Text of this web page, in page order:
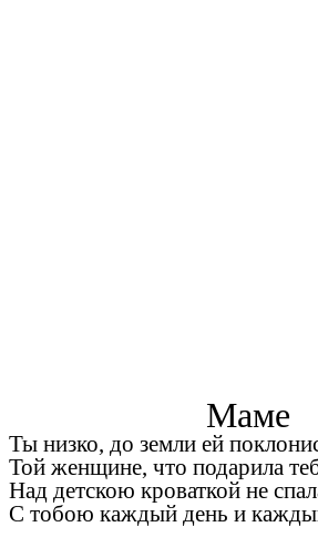
Маме
Ты низко, до земли ей
Той женщине, что подарила
Над детскою кроваткой не
С тобою каждый день и